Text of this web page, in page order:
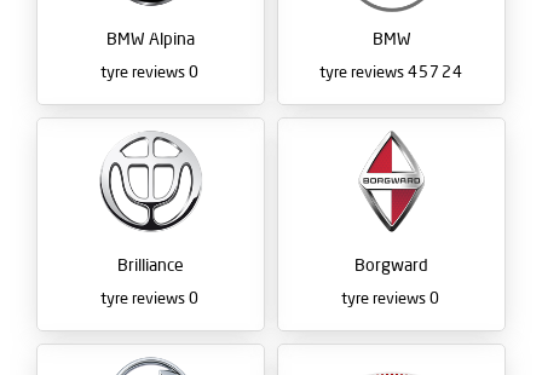
BMW
45724
BMW Alpina
0
tyre reviews
Borgward
0
tyre reviews
Brilliance
0
tyre reviews